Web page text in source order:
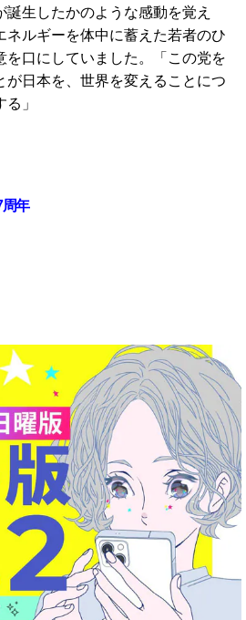
生したかのような感動を覚え
ネルギーを体中に蓄えた若者のひ
を口にしていました。「この党を
が日本を、世界を変えることにつ
」
周年